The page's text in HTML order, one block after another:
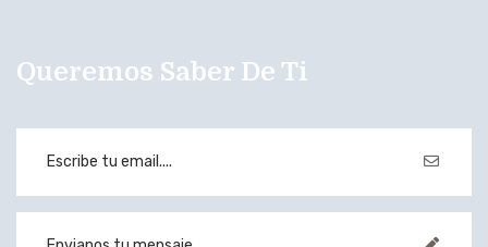
Queremos Saber De Ti